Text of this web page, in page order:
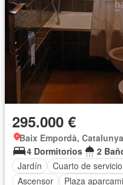
295.000 €
Baix Empordà, Catalunya
4 Dormitorios
2
Jardín
Cuarto de servicio
Ascensor
Plaza